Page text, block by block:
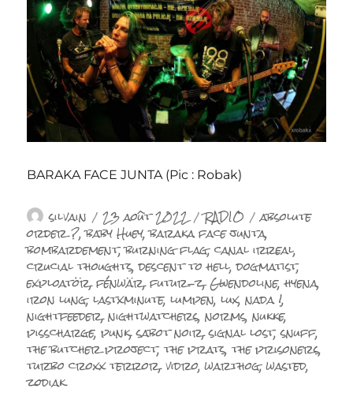
BARAKA FACE JUNTA (Pic : Robak)
Auteur
silvain Publié
le
23 août 2022 Catégories
RADIO Étiquettes
absolute
order ?,baby Huey,baraka face junta,
bombardement,burning flag,canal irreal,
crucial thoughts,descent to hell,dogmatist,
exploatör,fénwär,futur-z,Gwendoline,hyena,
iron lung,lastxminute,lumpen,lux,nada !,
nightfeeder,nightwatchers,norms,nukke,
pisscharge,punk,sabot noir,signal lost,snuff,
the butcher project,the prats,the prisoners,
turbo croxx terror,vidro,warthog,wasted,
zodiak